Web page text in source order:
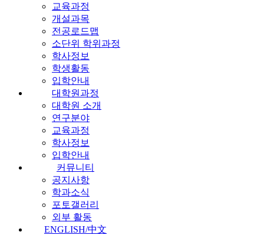
교육과정
개설과목
전공로드맵
소단위 학위과정
학사정보
학생활동
입학안내
대학원과정
대학원 소개
연구분야
교육과정
학사정보
입학안내
커뮤니티
공지사항
학과소식
포토갤러리
외부 활동
ENGLISH/中文